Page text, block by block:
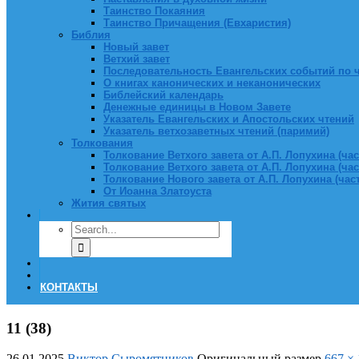
Таинство Покаяния
Таинство Причащения (Евхаристия)
Библия
Новый завет
Ветхий завет
Последовательность Евангельских событий по
О книгах канонических и неканонических
Библейский календарь
Денежные единицы в Новом Завете
Указатель Евангельских и Апостольских чтений
Указатель ветхозаветных чтений (паримий)
Толкования
Толкование Ветхого завета от А.П. Лопухина
Толкование Ветхого завета от А.П. Лопухина
Толкование Нового завета от А.П. Лопухина
От Иоанна Златоуста
Жития святых
КОНТАКТЫ
11 (38)